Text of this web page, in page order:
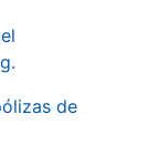
de